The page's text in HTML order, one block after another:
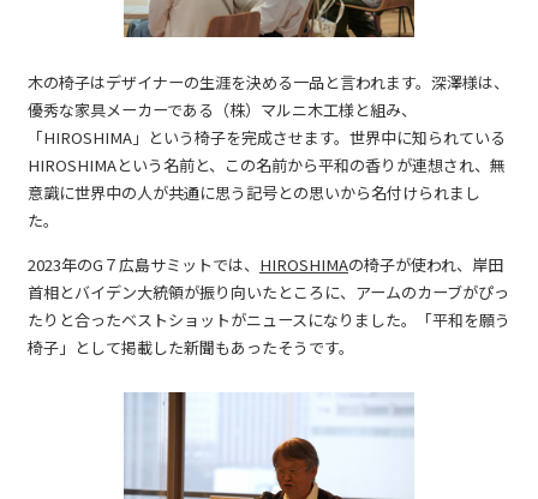
木の椅子はデザイナーの生涯を決める一品と言われます。深澤様は、
優秀な家具メーカーである（株）マルニ木工様と組み、
「HIROSHIMA」という椅子を完成させます。世界中に知られている
HIROSHIMAという名前と、この名前から平和の香りが連想され、無
意識に世界中の人が共通に思う記号との思いから名付けられまし
た。
2023年のG７広島サミットでは、 HIROSHIMAの椅子が使われ、岸田
首相とバイデン大統領が振り向いたところに、アームのカーブがぴっ
たりと合ったベストショットがニュースになりました。「平和を願う
椅子」として掲載した新聞もあったそうです。